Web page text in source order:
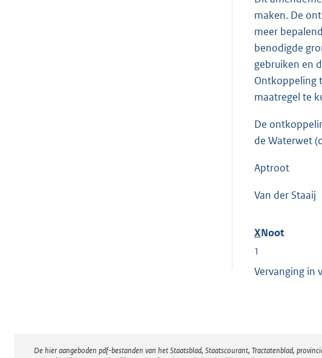
maken. De
meer
benodigde
gebruiken en
Ontkoppeling
maatregel te
De
de Waterwet
Aptroot
Van der Staaij
XNoot
1
Vervanging in
De hier aangeboden pdf-bestanden van het Staatsblad, Staatscourant, Tractatenblad,